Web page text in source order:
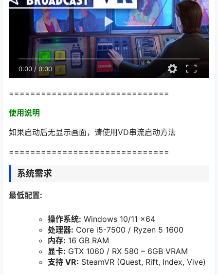
0:00 /0:00
==============================
使用说明
如果启动后无显示画面，请使用VD串流启动方法
==============================
系统需求
最低配置:
操作系统: Windows 10/11 x64
处理器: Core i5-7500 / Ryzen 5 1600
内存: 16 GB RAM
显卡: GTX 1060 / RX 580 – 6GB VRAM
支持 VR: SteamVR (Quest, Rift, Index, Vive)